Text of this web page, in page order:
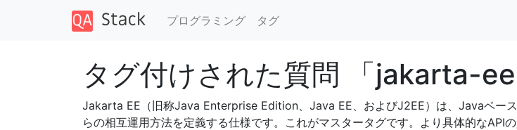
プログラミング タグ
タグ付けされた質問 「jakarta-ee
Jakarta EE（旧称Java Enterprise Edition、Java EE、およびJ2EE）は、Javaベー
らの相互運用方法を定義する仕様です。これがマスタータグです。より具体的な